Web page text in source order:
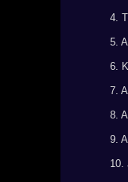
4.
5.
6.
7.
8.
9.
10.